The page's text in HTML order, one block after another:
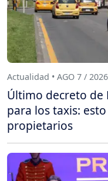
Actualidad • AGO 7 / 2026
Último decreto de
para los taxis:
propietarios